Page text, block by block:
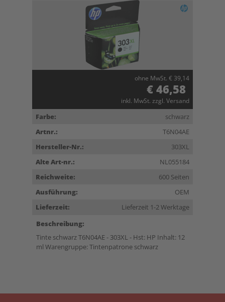
ohne MwSt. € 39,14
€ 46,58
inkl. MwSt. zzgl. Versand
Farbe:
schwarz
Artnr.:
T6N04AE
Hersteller-Nr.:
303XL
Alte Art-nr.:
NL055184
Reichweite:
600 Seiten
Ausführung:
OEM
Lieferzeit:
Lieferzeit 1-2 Werktage
Beschreibung:
Tinte schwarz T6N04AE - 303XL - Hst: HP Inhalt: 12
ml Warengruppe: Tintenpatrone schwarz